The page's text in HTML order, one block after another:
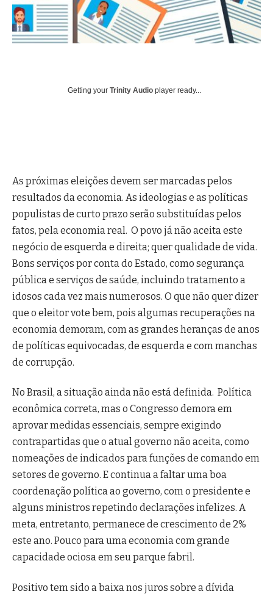
Getting your Trinity Audio player ready...
As próximas eleições devem ser marcadas pelos
resultados da economia. As ideologias e as políticas
populistas de curto prazo serão substituídas pelos
fatos, pela economia real. O povo já não aceita este
negócio de esquerda e direita; quer qualidade de vida.
Bons serviços por conta do Estado, como segurança
pública e serviços de saúde, incluindo tratamento a
idosos cada vez mais numerosos. O que não quer dizer
que o eleitor vote bem, pois algumas recuperações na
economia demoram, com as grandes heranças de anos
de políticas equivocadas, de esquerda e com manchas
de corrupção.
No Brasil, a situação ainda não está definida. Política
econômica correta, mas o Congresso demora em
aprovar medidas essenciais, sempre exigindo
contrapartidas que o atual governo não aceita, como
nomeações de indicados para funções de comando em
setores de governo. E continua a faltar uma boa
coordenação política ao governo, com o presidente e
alguns ministros repetindo declarações infelizes. A
meta, entretanto, permanece de crescimento de 2%
este ano. Pouco para uma economia com grande
capacidade ociosa em seu parque fabril.
Positivo tem sido a baixa nos juros sobre a dívida